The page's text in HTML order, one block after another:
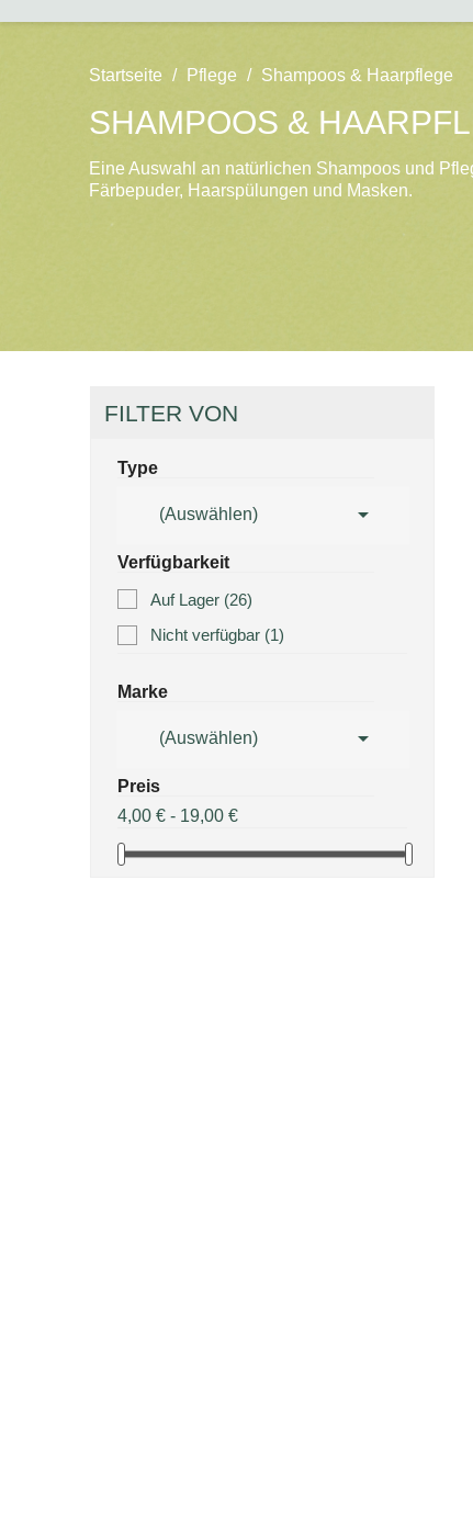
Startseite Pflege Shampoos & Haarpflege
SHAMPOOS &
Eine Auswahl an natürlichen Shampoos und
Färbepuder, Haarspülungen und Masken.
FILTER VON
Type
(Auswählen) 
Verfügbarkeit
Auf Lager (26)
Nicht verfügbar (1)
Marke
(Auswählen) 
Preis
4,00 € - 19,00 €